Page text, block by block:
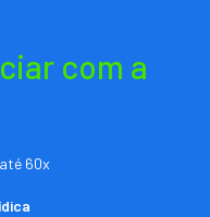
com a
60x